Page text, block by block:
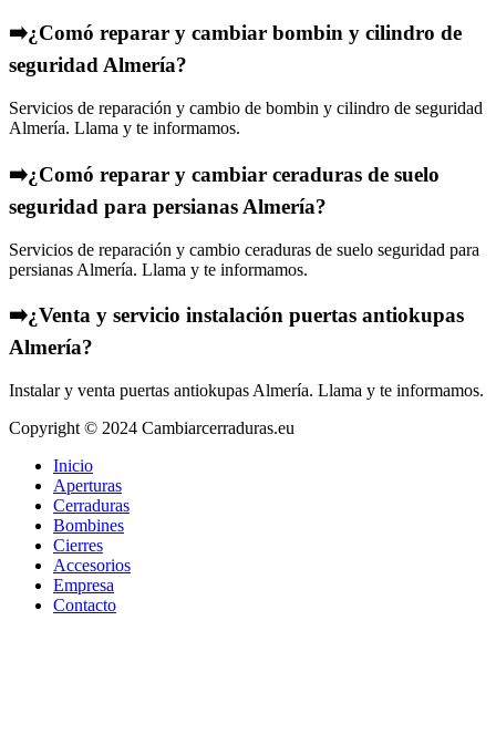
➡️¿Comó reparar y cambiar bombin y cilindro de
seguridad Almería?
Servicios de reparación y cambio de bombin y cilindro de seguridad
Almería. Llama y te informamos.
➡️¿Comó reparar y cambiar ceraduras de suelo
seguridad para persianas Almería?
Servicios de reparación y cambio ceraduras de suelo seguridad para
persianas Almería. Llama y te informamos.
➡️¿Venta y servicio instalación puertas antiokupas
Almería?
Instalar y venta puertas antiokupas Almería. Llama y te informamos.
Copyright © 2024 Cambiarcerraduras.eu
Inicio
Aperturas
Cerraduras
Bombines
Cierres
Accesorios
Empresa
Contacto